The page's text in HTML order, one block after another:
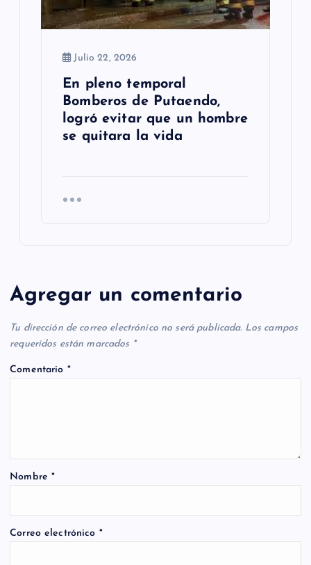
Julio 22, 2026
En pleno temporal
Bomberos de Putaendo,
logró evitar que un hombre
se quitara la vida
Agregar un comentario
Tu dirección de correo electrónico no será publicada. Los campos
requeridos están marcados *
Comentario *
Nombre*
Correo electrónico *